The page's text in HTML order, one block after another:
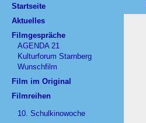
Startseite
Aktuelles
Filmgespräche
AGENDA 21
Kulturforum Starnberg
Wunschfilm
Film im Original
Filmreihen
10. Schulkinowoche